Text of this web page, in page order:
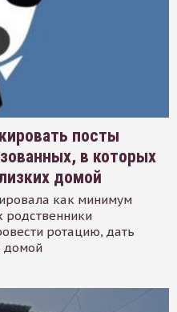
посты
в которых
домой
как минимум
родственники
ротацию, дать
домой